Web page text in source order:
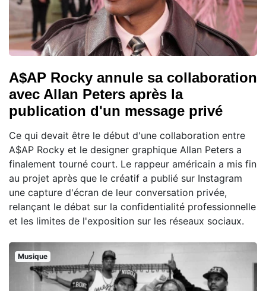
A$AP Rocky annule sa collaboration
avec Allan Peters après la
publication d'un message privé
Ce qui devait être le début d'une collaboration entre
A$AP Rocky et le designer graphique Allan Peters a
finalement tourné court. Le rappeur américain a mis fin
au projet après que le créatif a publié sur Instagram
une capture d'écran de leur conversation privée,
relançant le débat sur la confidentialité professionnelle
et les limites de l'exposition sur les réseaux sociaux.
Musique